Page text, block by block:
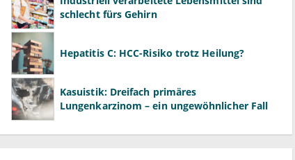
schlecht fürs Gehirn
Hepatitis C: HCC-Risiko trotz Heilung?
Kasuistik: Dreifach primäres
Lungenkarzinom – ein ungewöhnlicher Fall